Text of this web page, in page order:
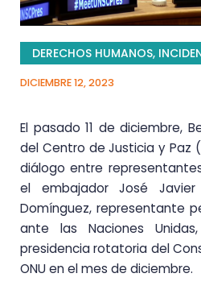
DERECHOS HUMANOS,
DICIEMBRE 12, 2023
El pasado 11 de diciembre,
del Centro de Justicia y Paz
diálogo entre
el embajador José
Domínguez, representante
ante las Naciones
presidencia rotatoria del
ONU en el mes de diciembre.